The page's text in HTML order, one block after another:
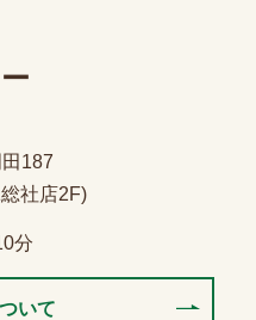
187
社店2F)
分
いて